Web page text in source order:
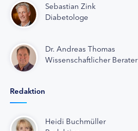
Sebastian Zink
Diabetologe
Dr. Andreas Thomas
Wissenschaftlicher Berater
Redaktion
Heidi Buchmüller